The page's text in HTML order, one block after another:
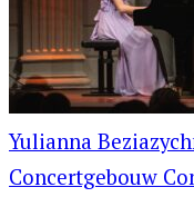
Yulianna
Concertgebouw